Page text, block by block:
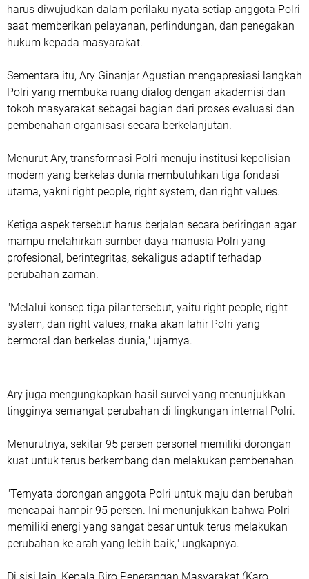
harus diwujudkan dalam perilaku nyata setiap anggota Polri
saat memberikan pelayanan, perlindungan, dan penegakan
hukum kepada masyarakat.
Sementara itu, Ary Ginanjar Agustian mengapresiasi langkah
Polri yang membuka ruang dialog dengan akademisi dan
tokoh masyarakat sebagai bagian dari proses evaluasi dan
pembenahan organisasi secara berkelanjutan.
Menurut Ary, transformasi Polri menuju institusi kepolisian
modern yang berkelas dunia membutuhkan tiga fondasi
utama, yakni right people, right system, dan right values.
Ketiga aspek tersebut harus berjalan secara beriringan agar
mampu melahirkan sumber daya manusia Polri yang
profesional, berintegritas, sekaligus adaptif terhadap
perubahan zaman.
"Melalui konsep tiga pilar tersebut, yaitu right people, right
system, dan right values, maka akan lahir Polri yang
bermoral dan berkelas dunia," ujarnya.
Ary juga mengungkapkan hasil survei yang menunjukkan
tingginya semangat perubahan di lingkungan internal Polri.
Menurutnya, sekitar 95 persen personel memiliki dorongan
kuat untuk terus berkembang dan melakukan pembenahan.
"Ternyata dorongan anggota Polri untuk maju dan berubah
mencapai hampir 95 persen. Ini menunjukkan bahwa Polri
memiliki energi yang sangat besar untuk terus melakukan
perubahan ke arah yang lebih baik," ungkapnya.